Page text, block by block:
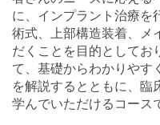
に、インプラント治療を
術式、上部構造装着、メ
だくことを目的としてお
て、基礎からわかりやす
を解説するとともに、臨
学んでいただけるコース